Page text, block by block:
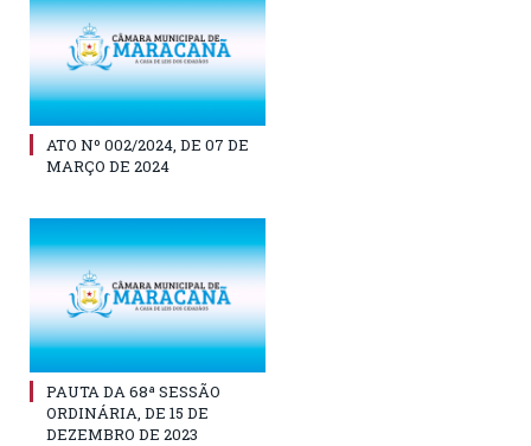
ATO Nº 002/2024, DE 07 DE
MARÇO DE 2024
PAUTA DA 68ª SESSÃO
ORDINÁRIA, DE 15 DE
DEZEMBRO DE 2023